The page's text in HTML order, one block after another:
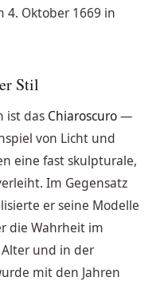
4. Oktober 1669 in
Stil
ist das Chiaroscuro—
von Licht und
eine fast skulpturale,
Im Gegensatz
er seine Modelle
die Wahrheit im
und in der
mit den Jahren